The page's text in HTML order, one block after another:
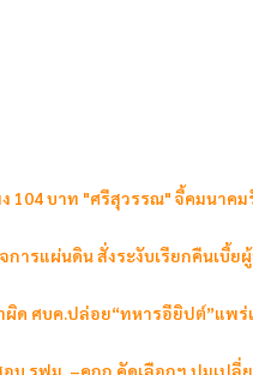
104 บาท "ศรีสุวรรณ" จี้คมนาค
ารแผ่นดิน สั่งระงับเรียกคืนเบี้ย
ด ศบค.ปล่อย“ทหารอียิปต์”แพร่
บ รฟม. –คกก.คัดเลือกฯ ปมเปลี่